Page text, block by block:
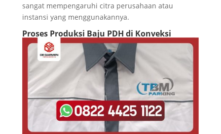
sangat mempengaruhi citra perusahaan atau
instansi yang menggunakannya.
Proses Produksi Baju PDH di Konveksi